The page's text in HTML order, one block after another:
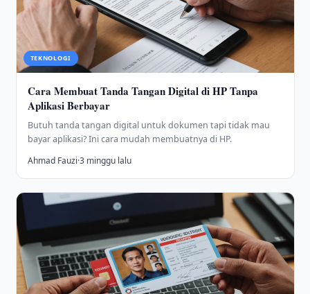
TEKNOLOGI
Cara Membuat Tanda Tangan Digital di HP Tanpa
Aplikasi Berbayar
Butuh tanda tangan digital untuk dokumen tapi tidak mau
bayar aplikasi? Ini cara mudah membuatnya di HP.
Ahmad Fauzi·3 minggu lalu